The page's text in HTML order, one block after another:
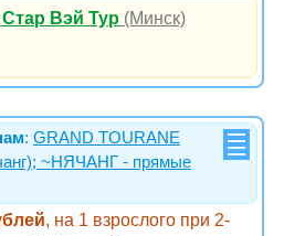
Стар Вэй Тур (Минск)
: GRAND TOURANE
~НЯЧАНГ - прямые
, на 1 взрослого при 2-